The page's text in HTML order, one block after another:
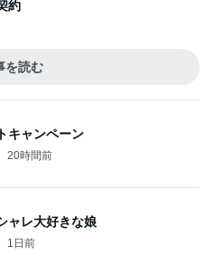
約
を読む
キャンペーン
20時間前
ャレ大好きな娘
1日前